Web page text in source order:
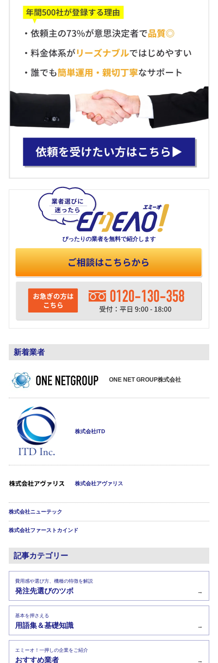
ぴったりの業者を無料で紹介します
新着業者
ONE NET GROUP株式会社
株式会社ITD
株式会社アヴァリス
株式会社ニューテック
株式会社ファーストカインド
記事カテゴリー
費用感や選び方、機種の特徴を解説
発注先選びのツボ →
基本を押さえる
用語集＆基礎知識 →
エミーオ！一押しの企業をご紹介
おすすめ業者 →